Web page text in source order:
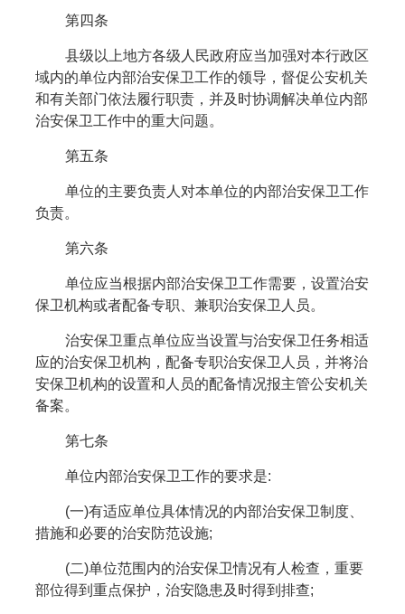
第四条
县级以上地方各级人民政府应当加强对本行政区
域内的单位内部治安保卫工作的领导，督促公安机关
和有关部门依法履行职责，并及时协调解决单位内部
治安保卫工作中的重大问题。
第五条
单位的主要负责人对本单位的内部治安保卫工作
负责。
第六条
单位应当根据内部治安保卫工作需要，设置治安
保卫机构或者配备专职、兼职治安保卫人员。
治安保卫重点单位应当设置与治安保卫任务相适
应的治安保卫机构，配备专职治安保卫人员，并将治
安保卫机构的设置和人员的配备情况报主管公安机关
备案。
第七条
单位内部治安保卫工作的要求是:
(一)有适应单位具体情况的内部治安保卫制度、
措施和必要的治安防范设施;
(二)单位范围内的治安保卫情况有人检查，重要
部位得到重点保护，治安隐患及时得到排查;